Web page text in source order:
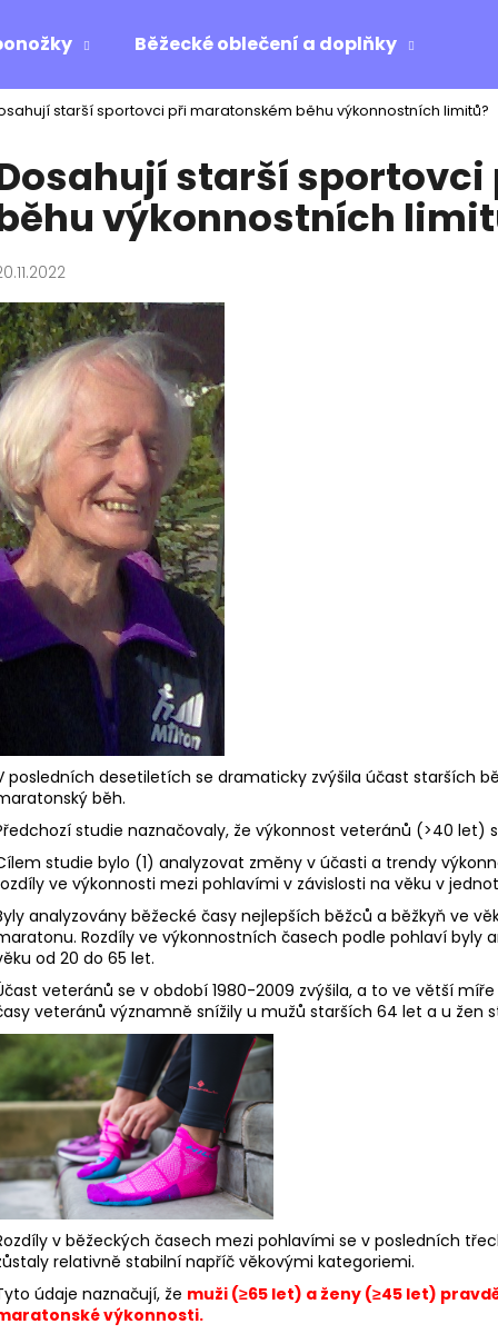
Běžecké oblečení a doplňky
starší sportovci při maratonském běhu výkonnostních limitů?
starší
výkonnostních
posledních desetiletích se dramaticky zvýšila účast starších
běh.
studie naznačovaly, že výkonnost veteránů (>40 let)
studie bylo (1) analyzovat změny v účasti a trendy
ve výkonnosti mezi pohlavími v závislosti na věku v
analyzovány běžecké časy nejlepších běžců a běžkyň ve
Rozdíly ve výkonnostních časech podle pohlaví byly
od 20 do 65 let.
veteránů se v období 1980-2009 zvýšila, a to ve větší
veteránů významně snížily u mužů starších 64 let a u žen
v běžeckých časech mezi pohlavími se v posledních
relativně stabilní napříč věkovými kategoriemi.
údaje naznačují, že muži (≥65 let) a ženy (≥45 let)
výkonnosti.
Co potřebujete najít?
HLEDAT
Doporučujeme
BOXERKY RONHILL 4,5"
Kč
576 Kč